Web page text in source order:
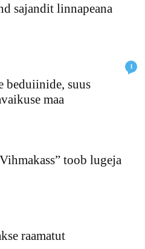
sajandit linnapeana
1
beduiinide, suus
maa
toob lugeja
raamatut